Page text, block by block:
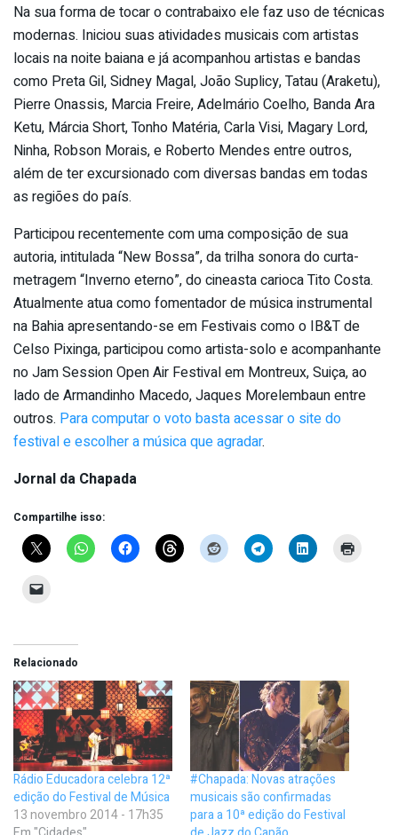
Na sua forma de tocar o contrabaixo ele faz uso de técnicas
modernas. Iniciou suas atividades musicais com artistas
locais na noite baiana e já acompanhou artistas e bandas
como Preta Gil, Sidney Magal, João Suplicy, Tatau (Araketu),
Pierre Onassis, Marcia Freire, Adelmário Coelho, Banda Ara
Ketu, Márcia Short, Tonho Matéria, Carla Visi, Magary Lord,
Ninha, Robson Morais, e Roberto Mendes entre outros,
além de ter excursionado com diversas bandas em todas
as regiões do país.
Participou recentemente com uma composição de sua
autoria, intitulada “New Bossa”, da trilha sonora do curta-
metragem “Inverno eterno”, do cineasta carioca Tito Costa.
Atualmente atua como fomentador de música instrumental
na Bahia apresentando-se em Festivais como o IB&T de
Celso Pixinga, participou como artista-solo e acompanhante
no Jam Session Open Air Festival em Montreux, Suiça, ao
lado de Armandinho Macedo, Jaques Morelembaun entre
outros. Para computar o voto basta acessar o site do
festival e escolher a música que agradar.
Jornal da Chapada
Compartilhe isso:
Relacionado
Rádio Educadora celebra 12ª
edição do Festival de Música
13 novembro 2014 - 17h35
#Chapada: Novas atrações
musicais são confirmadas
para a 10ª edição do Festival